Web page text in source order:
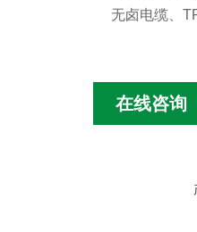
无卤电缆、
在线咨询